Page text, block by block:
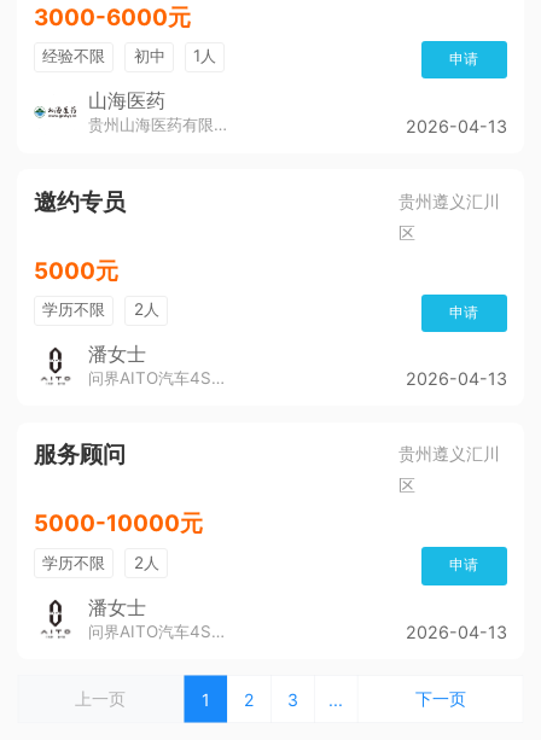
3000-6000元
经验不限 初中 1人 申请
山海医药
贵州山海医药有限公司 2026-04-13
邀约专员
贵州遵义汇川
区
5000元
学历不限 2人 申请
潘女士
问界AITO汽车4S店（董公寺汽博城） 2026-04-13
服务顾问
贵州遵义汇川
区
5000-10000元
学历不限 2人 申请
潘女士
问界AITO汽车4S店（董公寺汽博城） 2026-04-13
上一页 1 2 3 ... 下一页